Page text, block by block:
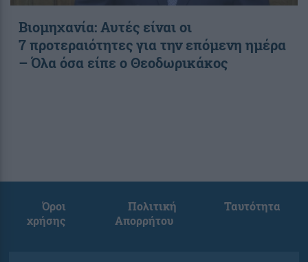
Βιομηχανία: Αυτές είναι οι
7 προτεραιότητες για την επόμενη ημέρα
– Όλα όσα είπε ο Θεοδωρικάκος
Όροι
χρήσης
Πολιτική
Απορρήτου
Ταυτότητα